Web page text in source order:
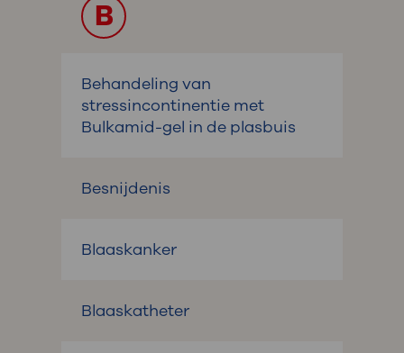
B
Behandeling van
stressincontinentie met
Bulkamid-gel in de plasbuis
Besnijdenis
Blaaskanker
Blaaskatheter